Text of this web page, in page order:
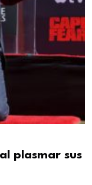
plasmar sus